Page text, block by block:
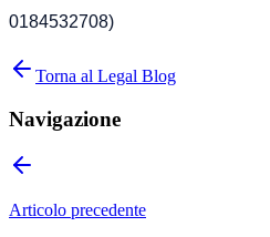
0184532708)
Torna al Legal Blog
Navigazione
Articolo precedente